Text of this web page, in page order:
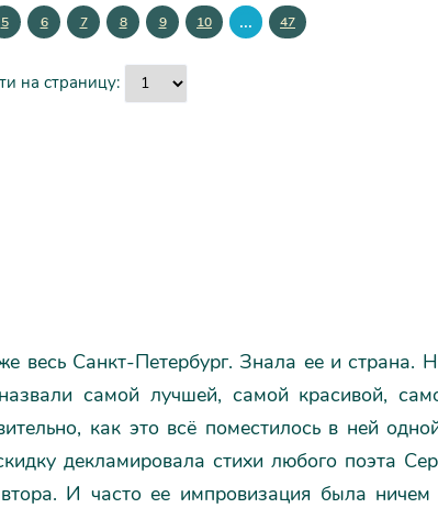
5 6 7 8 9 10 ... 47
на страницу:
весь Санкт-Петербург. Знала ее и страна.
самой лучшей, самой красивой,
как это всё поместилось в ней
декламировала стихи любого поэта
И часто ее импровизация была